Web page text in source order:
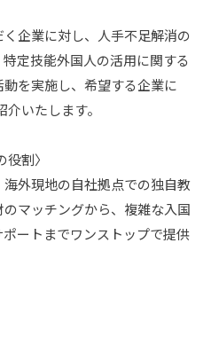
企業に対し、人手不足解消の
定技能外国人の活用に関する
を実施し、希望する企業に
いたします。
割〉
外現地の自社拠点での独自教
マッチングから、複雑な入国
ートまでワンストップで提供